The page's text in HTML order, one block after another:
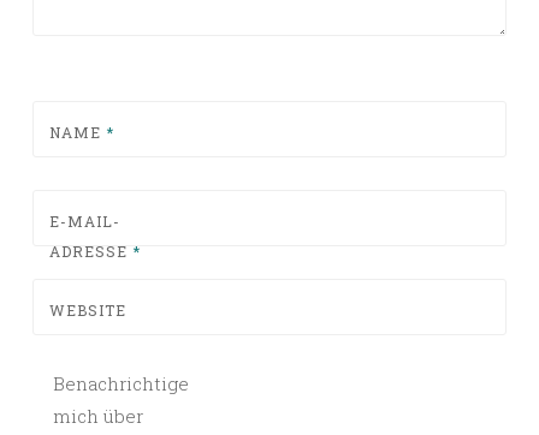
NAME *
E-MAIL-
ADRESSE *
WEBSITE
Benachrichtige
mich über